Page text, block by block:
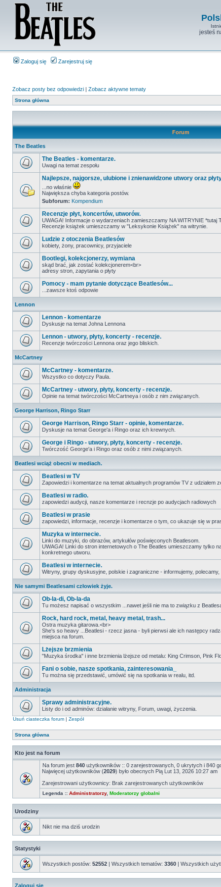
jesteś
Zaloguj się Zarejestruj się
Zobacz posty bez odpowiedzi | Zobacz aktywne tematy
Strona główna
Forum
The Beatles
The Beatles - komentarze.
Uwagi na temat zespołu
Najlepsze, najgorsze, ulubione i znienawidzone utwory oraz
...no właśnie
Największa chyba kategoria postów.
Subforum: Kompendium
Recenzje płyt, koncertów, utworów.
UWAGA! Informacje o wydarzeniach zamieszczamy NA WITRYNIE *tutaj
Recenzje książek umieszczamy w "Leksykonie Książek" na witrynie.
Ludzie z otoczenia Beatlesów
kobiety, żony, pracownicy, przyjaciele
Bootlegi, kolekcjonerzy, wymiana
skąd brać, jak zostać kolekcjonerem<br>
adresy stron, zapytania o płyty
Pomocy - mam pytanie dotyczące Beatlesów...
...zawsze ktoś odpowie
Lennon
Lennon - komentarze
Dyskusje na temat Johna Lennona
Lennon - utwory, płyty, koncerty - recenzje.
Recenzje twórczości Lennona oraz jego bliskich.
McCartney
McCartney - komentarze.
Wszystko co dotyczy Paula.
McCartney - utwory, płyty, koncerty - recenzje.
Opinie na temat twórczości McCartneya i osób z nim związanych.
George Harrison, Ringo Starr
George Harrison, Ringo Starr - opinie, komentarze.
Dyskusje na temat George'a i Ringo oraz ich krewnych.
George i Ringo - utwory, płyty, koncerty - recenzje.
Twórczość George'a i Ringo oraz osób z nimi związanych.
Beatlesi wciąż obecni w mediach.
Beatlesi w TV
Zapowiedzi i komentarze na temat aktualnych programów TV z udziałem
Beatlesi w radio.
zapowiedzi audycji, nasze komentarze i recnzje po audycjach radiowych
Beatlesi w prasie
zapowiedzi, informacje, recenzje i komentarze o tym, co ukazuje się w
Muzyka w internecie.
Linki do muzyki, do obrazów, artykułów poświęconych Beatlesom.
UWAGA! Linki do stron internetowych o The Beatles umieszczamy tylko
konkretnego utworu.
Beatlesi w internecie.
Witryny, grupy dyskusyjne, polskie i zagraniczne - informujemy, polecamy,
Nie samymi Beatlesami człowiek żyje.
Ob-la-di, Ob-la-da
Tu możesz napisać o wszystkim ...nawet jeśli nie ma to związku z
Rock, hard rock, metal, heavy metal, trash...
Ostra muzyka gitarowa.<br>
She's so heavy ...Beatlesi - rzecz jasna - byli pierwsi ale ich następcy
miejsca na forum.
Lżejsze brzmienia
"Muzyka środka" i inne brzmienia lżejsze od metalu: King Crimson, Pink
Fani o sobie, nasze spotkania, zainteresowania_
Tu można się przedstawić, umówić się na spotkania w realu, itd.
Administracja
Sprawy administracyjne.
Listy do i od adminów: działanie witryny, Forum, uwagi, życzenia.
Usuń ciasteczka forum | Zespół
Strona główna
Kto jest na forum
Na forum jest 840 użytkowników :: 0 zarejestrowanych, 0 ukrytych i 840
Najwięcej użytkowników (2029) było obecnych Pią Lut 13, 2026 10:27 am
Zarejestrowani użytkownicy: Brak zarejestrowanych użytkowników
Legenda :: Administratorzy, Moderatorzy globalni
Urodziny
Nikt nie ma dziś urodzin
Statystyki
Wszystkich postów: 52552 | Wszystkich tematów: 3360 | Wszystkich
Zaloguj się